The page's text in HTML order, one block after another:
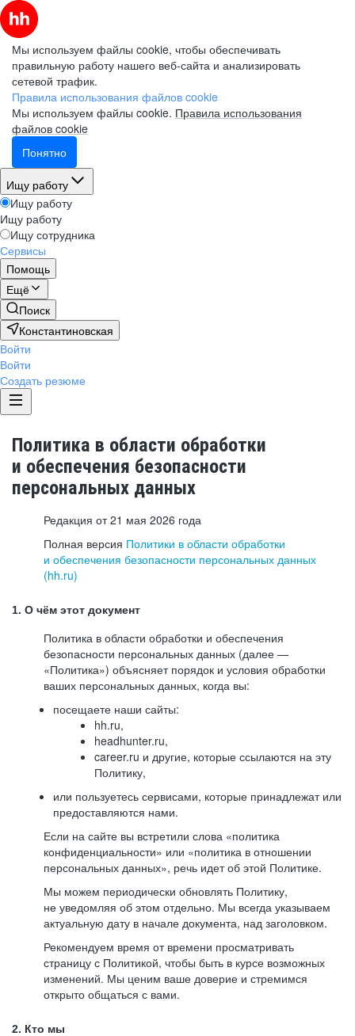
Мы используем файлы cookie, чтобы обеспечивать
правильную работу нашего веб-сайта и анализировать
сетевой трафик.
Правила использования файлов cookie
Мы используем файлы cookie. Правила использования
файлов cookie
Понятно
Ищу работу
Ищу работу
Ищу работу
Ищу сотрудника
Сервисы
Помощь
Ещё
Поиск
Константиновская
Войти
Войти
Создать резюме
Политика в области обработки
и обеспечения безопасности
персональных данных
Редакция от 21 мая 2026 года
Полная версия Политики в области обработки
и обеспечения безопасности персональных данных
(hh.ru)
1. О чём этот документ
Политика в области обработки и обеспечения
безопасности персональных данных (далее —
«Политика») объясняет порядок и условия обработки
ваших персональных данных, когда вы:
посещаете наши сайты:
hh.ru,
headhunter.ru,
career.ru и другие, которые ссылаются на эту
Политику,
или пользуетесь сервисами, которые принадлежат или
предоставляются нами.
Если на сайте вы встретили слова «политика
конфиденциальности» или «политика в отношении
персональных данных», речь идет об этой Политике.
Мы можем периодически обновлять Политику,
не уведомляя об этом отдельно. Мы всегда указываем
актуальную дату в начале документа, над заголовком.
Рекомендуем время от времени просматривать
страницу с Политикой, чтобы быть в курсе возможных
изменений. Мы ценим ваше доверие и стремимся
открыто общаться с вами.
2. Кто мы